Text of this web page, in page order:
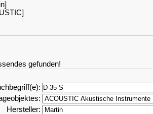
gefunden!
Hersteller: